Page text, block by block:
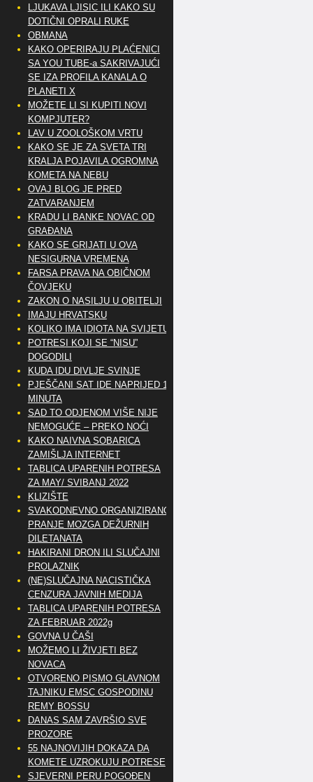
LJUKAVA LJISIC ILI KAKO SU
DOTIČNI OPRALI RUKE
OBMANA
KAKO OPERIRAJU PLAĆENICI
SA YOU TUBE-a SAKRIVAJUĆI
SE IZA PROFILA KANALA O
PLANETI X
MOŽETE LI SI KUPITI NOVI
KOMPJUTER?
LAV U ZOOLOŠKOM VRTU
KAKO SE JE ZA SVETA TRI
KRALJA POJAVILA OGROMNA
KOMETA NA NEBU
OVAJ BLOG JE PRED
ZATVARANJEM
KRADU LI BANKE NOVAC OD
GRAĐANA
KAKO SE GRIJATI U OVA
NESIGURNA VREMENA
FARSA PRAVA NA OBIČNOM
ČOVJEKU
ZAKON O NASILJU U OBITELJI
IMAJU HRVATSKU
KOLIKO IMA IDIOTA NA SVIJETU?
POTRESI KOJI SE “NISU”
DOGODILI
KUDA IDU DIVLJE SVINJE
PJEŠČANI SAT IDE NAPRIJED 10
MINUTA
SAD TO ODJENOM VIŠE NIJE
NEMOGUĆE – PREKO NOĆI
KAKO NAIVNA SOBARICA
ZAMIŠLJA INTERNET
TABLICA UPARENIH POTRESA
ZA MAY/ SVIBANJ 2022
KLIZIŠTE
SVAKODNEVNO ORGANIZIRANO
PRANJE MOZGA DEŽURNIH
DILETANATA
HAKIRANI DRON ILI SLUČAJNI
PROLAZNIK
(NE)SLUČAJNA NACISTIČKA
CENZURA JAVNIH MEDIJA
TABLICA UPARENIH POTRESA
ZA FEBRUAR 2022g
GOVNA U ČAŠI
MOŽEMO LI ŽIVJETI BEZ
NOVACA
OTVORENO PISMO GLAVNOM
TAJNIKU EMSC GOSPODINU
REMY BOSSU
DANAS SAM ZAVRŠIO SVE
PROZORE
55 NAJNOVIJIH DOKAZA DA
KOMETE UZROKUJU POTRESE
SJEVERNI PERU POGOĐEN